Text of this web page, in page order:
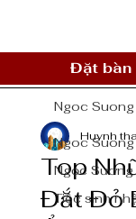
Đặt bàn
Ngoc
Ngọc
Tiệc sinh
Ngoc
Top
Đắt Đỏ
Huynh